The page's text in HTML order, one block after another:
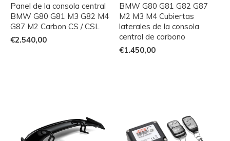
Panel de la consola central
BMW G80 G81 M3 G82 M4
G87 M2 Carbon CS / CSL
€2.540,00
BMW G80 G81 G82 G87
M2 M3 M4 Cubiertas
laterales de la consola
central de carbono
€1.450,00